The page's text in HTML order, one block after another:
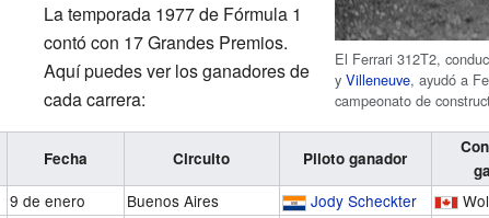
El Ferrari 312T2,
yVilleneuve, ayudó a
campeonato de
La temporada 1977 de Fórmula 1
contó con 17 Grandes Premios.
Aquí puedes ver los ganadores de
cada carrera:
Fecha Circuito Piloto ganador
9 de enero Buenos Aires Jody Scheckter